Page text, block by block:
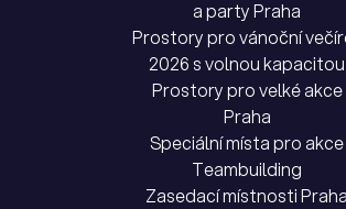
a party Praha
Prostory pro vánoční
2026 s volnou kapacitou
Prostory pro velké akce
Praha
Speciální místa pro akce
Teambuilding
Zasedací místnosti Praha